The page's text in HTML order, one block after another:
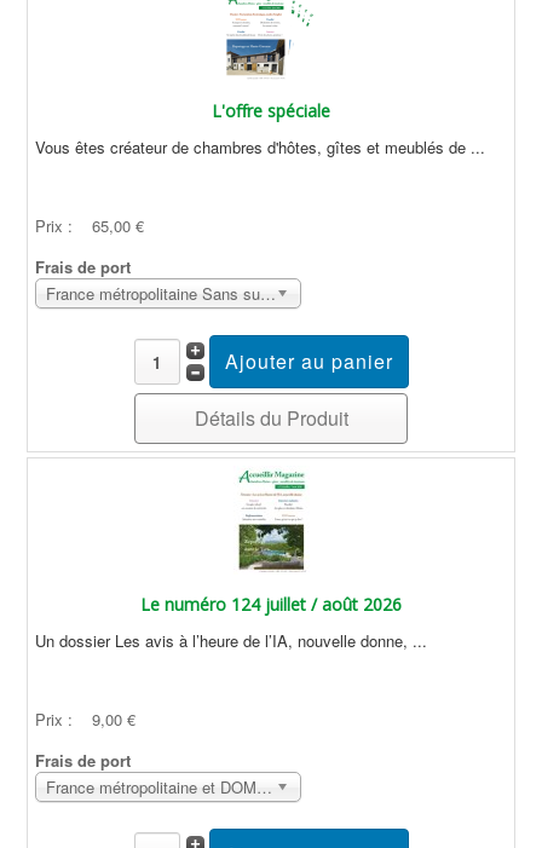
L'offre spéciale
Vous êtes créateur de chambres d'hôtes, gîtes et meublés de ...
Prix :
65,00 €
Frais de port
France métropolitaine Sans surcoût
Détails du Produit
Le numéro 124 juillet / août 2026
Un dossier Les avis à l’heure de l’IA, nouvelle donne, ...
Prix :
9,00 €
Frais de port
France métropolitaine et DOM Sans surcoût